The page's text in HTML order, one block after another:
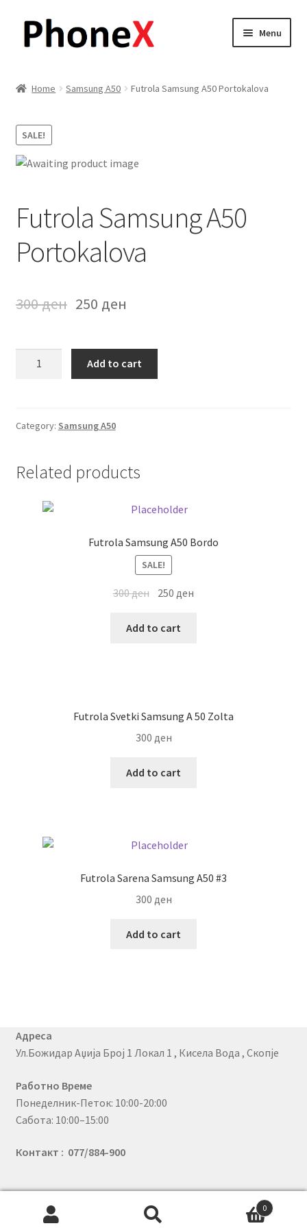
Skip
Skip
Menu
Blog
Детали за испорака
Контакт
Продавница
Home Samsung A50 Futrola Samsung A50 Portokalova
SALE!
Futrola Samsung A50
Portokalova
300ден 250 ден
quantity
Add to cart
Category: Samsung A50
Related products
Futrola Samsung A50 Bordo
SALE!
300ден 250ден
Add to cart
Futrola Svetki Samsung A 50 Zolta
300 ден
Add to cart
Futrola Sarena Samsung A50 #3
300 ден
Add to cart
Адреса
Ул.Божидар Аџија Број 1 Локал 1 , Кисела Вода , Скопје
Работно Време
Понеделник-Петок: 10:00-20:00
Сабота: 10:00–15:00
Контакт : 077/884-900
© PhoneX 2026
0